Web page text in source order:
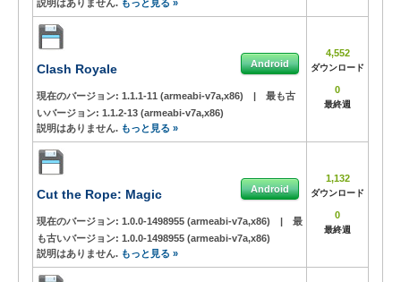
説明はありません. もっと見る »
Clash Royale Android
現在のバージョン: 1.1.1-11 (armeabi-v7a,x86) |
最も古
いバージョン: 1.1.2-13 (armeabi-v7a,x86)
説明はありません. もっと見る »
4,552
ダウンロード
0
最終週
Cut the Rope: Magic Android
現在のバージョン: 1.0.0-1498955 (armeabi-v7a,x86) |
最
も古いバージョン: 1.0.0-1498955 (armeabi-v7a,x86)
説明はありません. もっと見る »
1,132
ダウンロード
0
最終週